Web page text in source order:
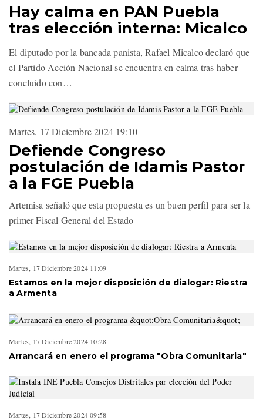
Hay calma en PAN Puebla
tras elección interna: Micalco
El diputado por la bancada panista, Rafael Micalco declaró que
el Partido Acción Nacional se encuentra en calma tras haber
concluido con…
Martes, 17 Diciembre 2024 19:10
Defiende Congreso
postulación de Idamis Pastor
a la FGE Puebla
Artemisa señaló que esta propuesta es un buen perfil para ser la
primer Fiscal General del Estado
Martes, 17 Diciembre 2024 11:09
Estamos en la mejor disposición de dialogar: Riestra
a Armenta
Martes, 17 Diciembre 2024 10:28
Arrancará en enero el programa "Obra Comunitaria"
Martes, 17 Diciembre 2024 09:58